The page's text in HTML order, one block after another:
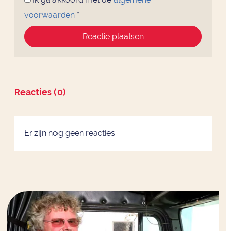
voorwaarden *
Reactie plaatsen
Reacties (0)
Er zijn nog geen reacties.